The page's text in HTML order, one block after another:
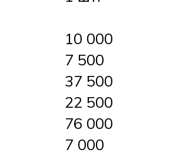
10 000
7 500
37 500
22 500
76 000
7 000